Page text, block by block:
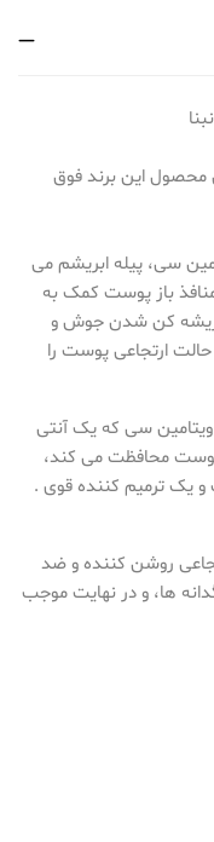
محصول این برند فوق
سی، پیله ابریشم می
باز پوست کمک به
ریشه کن شدن جوش و
ارتجاعی پوست را
ویتامین سی که یک آنتی
محافظت می کند،
یک ترمیم کننده قوی .
روشن کننده و ضد
ها، و در نهایت موجب